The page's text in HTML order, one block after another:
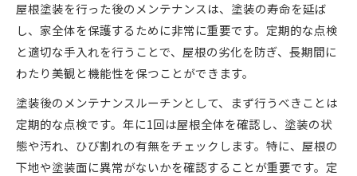
屋根塗装を行った後のメンテナンスは、塗装の寿命を延ば
し、家全体を保護するために非常に重要です。定期的な点検
と適切な手入れを行うことで、屋根の劣化を防ぎ、長期間に
わたり美観と機能性を保つことができます。
塗装後のメンテナンスルーチンとして、まず行うべきことは
定期的な点検です。年に1回は屋根全体を確認し、塗装の状
態や汚れ、ひび割れの有無をチェックします。特に、屋根の
下地や塗装面に異常がないかを確認することが重要です。定